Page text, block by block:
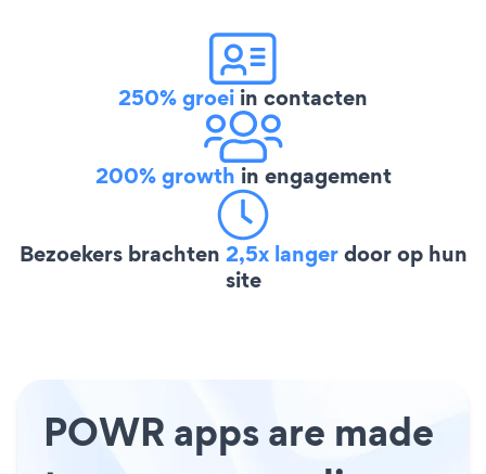
250% groei in contacten
200% growth in engagement
Bezoekers brachten 2,5x langerdoor op hun
site
POWR apps are made